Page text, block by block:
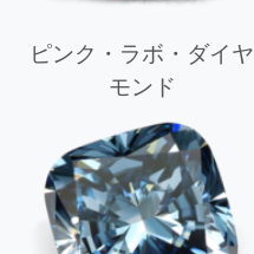
ピンク・ラボ・ダイヤ
モンド